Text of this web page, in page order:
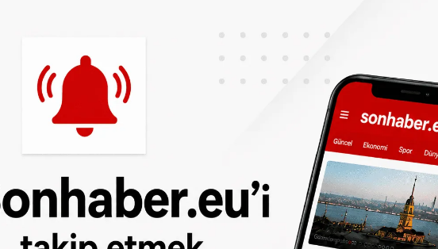
konut sahiplerinin yüzünü güldürdü. D66 ve
uygulamada yıllarca oturduğu konutun üzerine
kalkmış olacak. Bu sayede konut sahipleri
bulunduğu arazi için ödenen toprak kiraları
itibaren kalkıyor. Konut sahipleri toprak
aracılığıyla bir belge düzenlemesi
da o konutta oturan kişiden alınacak.